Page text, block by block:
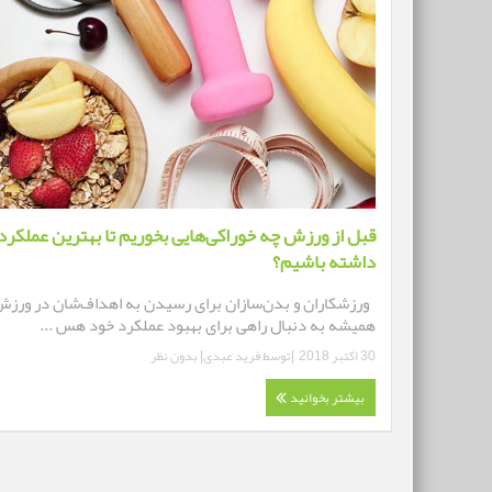
قبل از ورزش چه خوراکی‌هایی بخوریم تا بهترین
داشته باشیم؟
ورزشکاران و بدن‌سازان برای رسیدن به اهداف‌شان در
همیشه به دنبال راهی برای بهبود عملکرد خود هس ...
30 اکتبر 2018 |توسطفرید عبدی|بدون نظر
بیشتر بخوانید